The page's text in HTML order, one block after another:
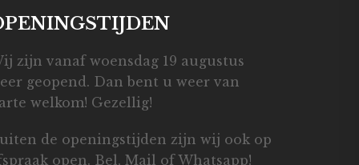
zijn vanaf woensdag 19 augustus
geopend. Dan bent u weer van
welkom! Gezellig!
de openingstijden zijn wij ook op
open. Bel, Mail of Whatsapp!